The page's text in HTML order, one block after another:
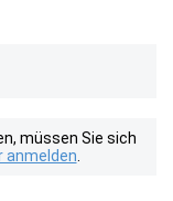
müssen Sie sich
anmelden